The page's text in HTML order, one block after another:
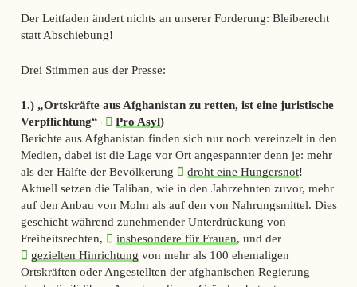
Der Leitfaden ändert nichts an unserer Forderung: Bleiberecht
statt Abschiebung!
Drei Stimmen aus der Presse:
1.) „Ortskräfte aus Afghanistan zu retten, ist eine juristische
Verpflichtung“ (
Pro Asyl)
Berichte aus Afghanistan finden sich nur noch vereinzelt in den
Medien, dabei ist die Lage vor Ort angespannter denn je: mehr
als der Hälfte der Bevölkerung
droht eine Hungersnot!
Aktuell setzen die Taliban, wie in den Jahrzehnten zuvor, mehr
auf den Anbau von Mohn als auf den von Nahrungsmittel. Dies
geschieht während zunehmender Unterdrückung von
Freiheitsrechten,
insbesondere für Frauen, und der
gezielten Hinrichtung von mehr als 100 ehemaligen
Ortskräften oder Angestellten der afghanischen Regierung